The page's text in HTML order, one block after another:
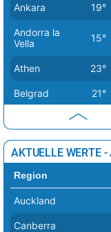
Ankara 19°
Andorra la
Vella
15°
Athen 23°
Belgrad 21°
Bern 20°
Budapest
AKTUELLE WERTE
Region
Auckland
Canberra